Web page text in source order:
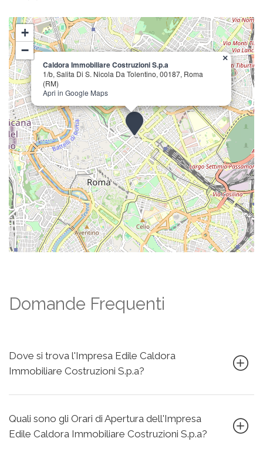
Caldora Immobiliare Costruzioni S.p.a
1/b, Salita Di S. Nicola Da Tolentino, 00187, Roma
(RM)
Apri in Google Maps
×
+
−
Domande Frequenti
Dove si trova l'Impresa Edile Caldora
Immobiliare Costruzioni S.p.a?
Quali sono gli Orari di Apertura dell'Impresa
Edile Caldora Immobiliare Costruzioni S.p.a?